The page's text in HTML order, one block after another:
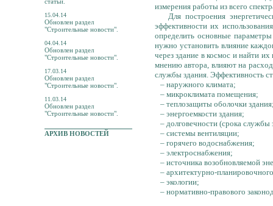
15.04.14
Обновлен раздел
"Строительные новости".
04.04.14
Обновлен раздел
"Строительные новости".
17.03.14
Обновлен раздел
"Строительные новости".
11.03.14
Обновлен раздел
"Строительные новости".
АРХИВ НОВОСТЕЙ
измерения работы из всего
Для построения
эффективности их
определить основные
нужно установить влияние
через здание в космос и найти
мнению автора, влияют на
службы здания. Эффективность
– наружного климата;
– микроклимата помещения;
– теплозащиты оболочки
– энергоемкости здания;
– долговечности (срока службы
– системы вентиляции;
– горячего водоснабжения;
– электроснабжения;
– источника возобновляемой
– архитектурно-
– экологии;
– нормативно-правового